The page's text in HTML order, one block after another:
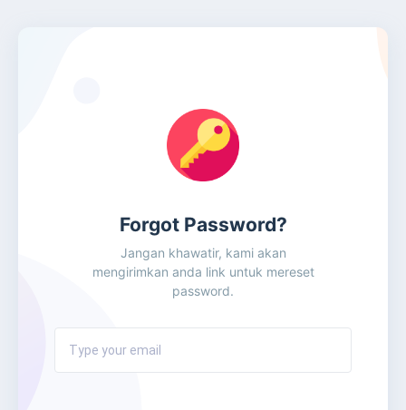
Forgot Password?
Jangan khawatir, kami akan
mengirimkan anda link untuk mereset
password.